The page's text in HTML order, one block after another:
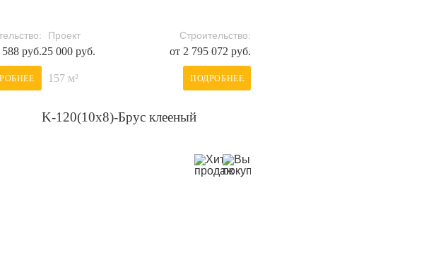
руб.
Проект
25 000 руб.
Строительство:
от 2 795 072 руб.
157 м² ПОДРОБНЕЕ
K-120(10х8)-Брус клееный